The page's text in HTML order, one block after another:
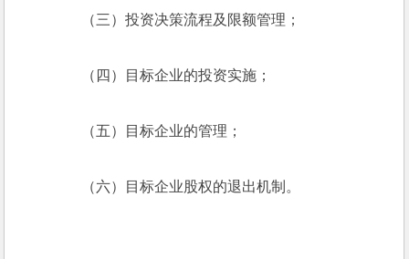
（三）投资决策流程及限额管理；
（四）目标企业的投资实施；
（五）目标企业的管理；
（六）目标企业股权的退出机制。